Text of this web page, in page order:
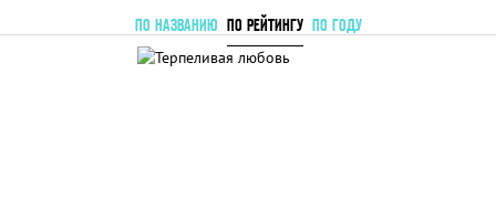
ПО НАЗВАНИЮ ПО РЕЙТИНГУ ПО ГОДУ